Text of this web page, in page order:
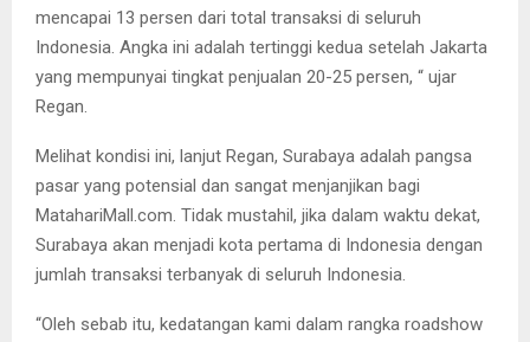
mencapai 13 persen dari total transaksi di seluruh
Indonesia. Angka ini adalah tertinggi kedua setelah Jakarta
yang mempunyai tingkat penjualan 20-25 persen, “ ujar
Regan.
Melihat kondisi ini, lanjut Regan, Surabaya adalah pangsa
pasar yang potensial dan sangat menjanjikan bagi
MatahariMall.com. Tidak mustahil, jika dalam waktu dekat,
Surabaya akan menjadi kota pertama di Indonesia dengan
jumlah transaksi terbanyak di seluruh Indonesia.
“Oleh sebab itu, kedatangan kami dalam rangka roadshow